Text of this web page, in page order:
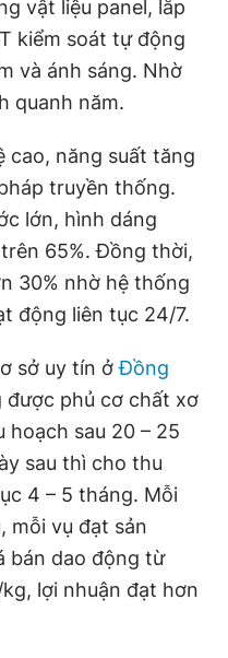
vật liệu panel, lắp
kiểm soát tự động
và ánh sáng. Nhờ
quanh năm.
cao, năng suất tăng
truyền thống.
lớn, hình dáng
65%. Đồng thời,
30% nhờ hệ thống
động liên tục 24/7.
sở uy tín ởĐồng
được phủ cơ chất xơ
hoạch sau 20 – 25
sau thì cho thu
4 – 5 tháng. Mỗi
mỗi vụ đạt sản
bán dao động từ
lợi nhuận đạt hơn